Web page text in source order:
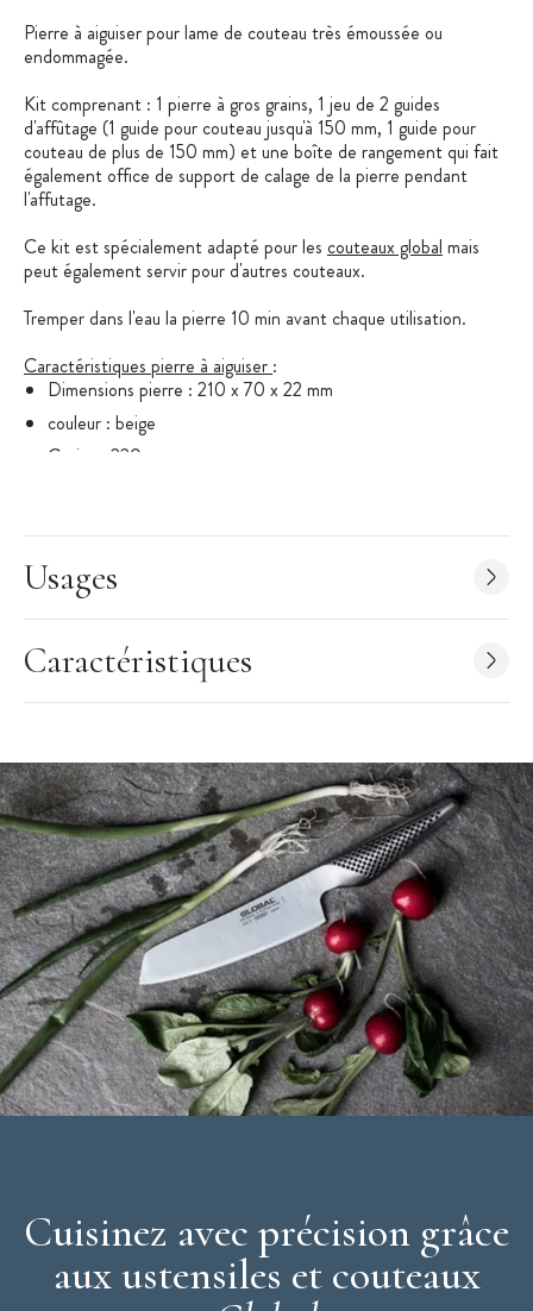
Pierre à aiguiser pour lame de couteau très émoussée ou
endommagée.
Kit comprenant : 1 pierre à gros grains, 1 jeu de 2 guides
d'affûtage (1 guide pour couteau jusqu'à 150 mm, 1 guide pour
couteau de plus de 150 mm) et une boîte de rangement qui fait
également office de support de calage de la pierre pendant
l'affutage.
Ce kit est spécialement adapté pour les couteaux global mais
peut également servir pour d'autres couteaux.
Tremper dans l'eau la pierre 10 min avant chaque utilisation.
Caractéristiques pierre à aiguiser :
Dimensions pierre : 210 x 70 x 22 mm
couleur : beige
Grains : 220
Usages
Caractéristiques
Cuisinez avec précision grâce
aux ustensiles et couteaux